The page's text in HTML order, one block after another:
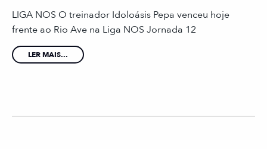
LIGA NOS O treinador Idoloásis Pepa venceu hoje
frente ao Rio Ave na Liga NOS Jornada 12
LER MAIS...